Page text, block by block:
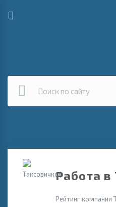
Работа в
Рейтинг компании